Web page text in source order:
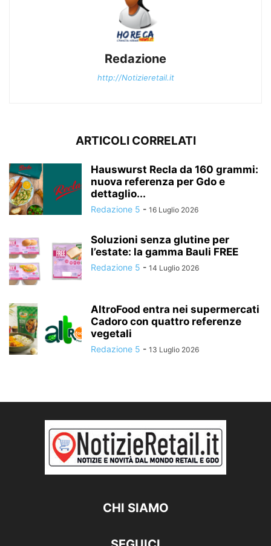
Redazione
http://Notizieretail.it
ARTICOLI CORRELATI
Hauswurst Recla da 160 grammi:
nuova referenza per Gdo e
dettaglio...
Redazione 5 - 16 Luglio 2026
Soluzioni senza glutine per
l’estate: la gamma Bauli FREE
Redazione 5 - 14 Luglio 2026
AltroFood entra nei supermercati
Cadoro con quattro referenze
vegetali
Redazione 5 - 13 Luglio 2026
CHI SIAMO